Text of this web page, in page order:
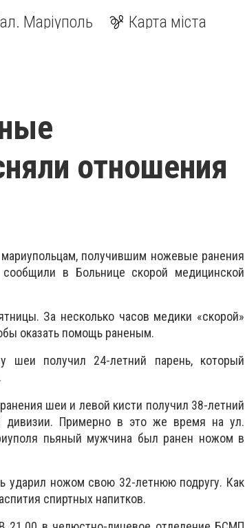
Маріуполь Карта міста
отношения
получившим ножевые ранения
в Больнице скорой медицинской
За несколько часов медики «скорой»
оказать помощь раненым.
шеи получил 24-летний парень, который
шеи и левой кисти получил 38-летний
дивизии. Примерно в это же время на ул.
пьяный мужчина был ранен ножом в
ударил ножом свою 32-летнюю подругу. Как
спиртных напитков.